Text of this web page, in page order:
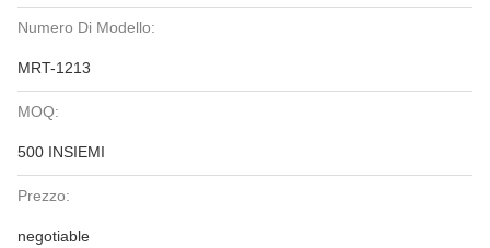
Numero Di Modello:
MRT-1213
MOQ:
500 INSIEMI
Prezzo:
negotiable